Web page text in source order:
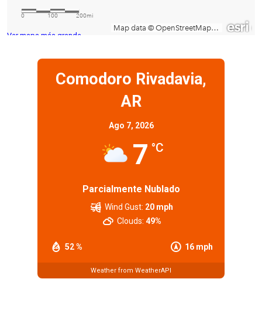
Ver mapa más grande
Comodoro Rivadavia,
AR
Ago 7, 2026
7 °C
Parcialmente Nublado
52 % 16 mph
Wind Gust: 20 mph
Clouds: 49%
Weather from WeatherAPI